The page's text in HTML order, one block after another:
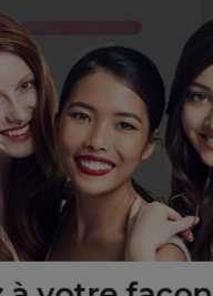
ASP
Brilliance à ongles avec
en forme de cœur
3,09 €